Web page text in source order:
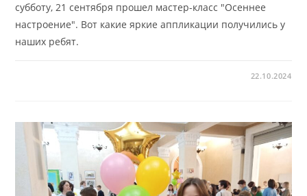
субботу, 21 сентября прошел мастер-класс "Осеннее
настроение". Вот какие яркие аппликации получились у
наших ребят.
22.10.2024